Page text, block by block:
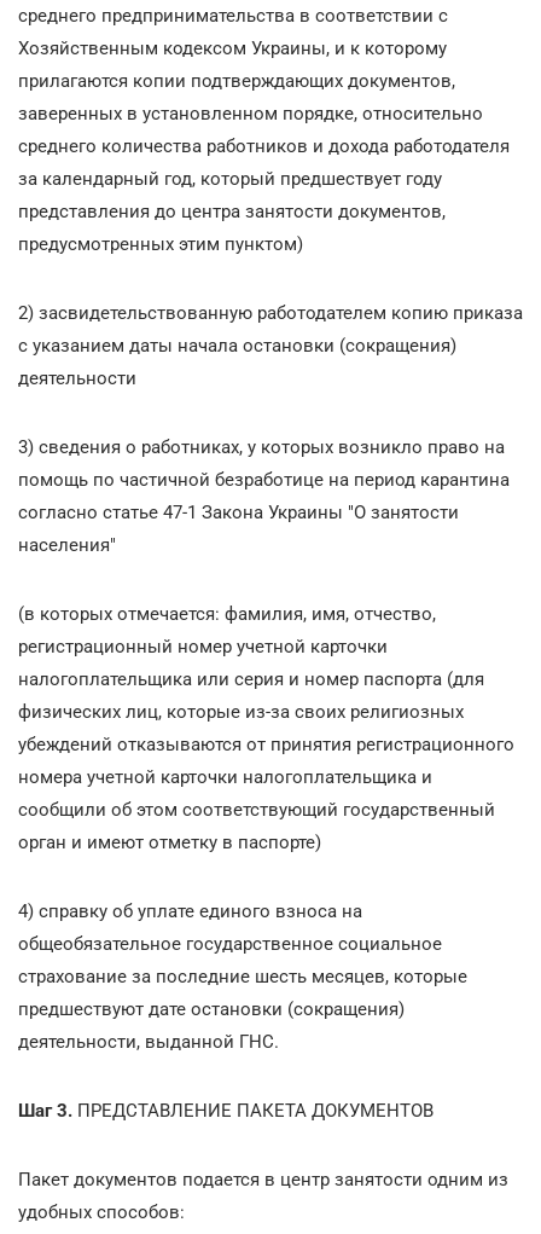
среднего предпринимательства в соответствии с
Хозяйственным кодексом Украины, и к которому
прилагаются копии подтверждающих документов,
заверенных в установленном порядке, относительно
среднего количества работников и дохода работодателя
за календарный год, который предшествует году
представления до центра занятости документов,
предусмотренных этим пунктом)
2) засвидетельствованную работодателем копию приказа
с указанием даты начала остановки (сокращения)
деятельности
3) сведения о работниках, у которых возникло право на
помощь по частичной безработице на период карантина
согласно статье 47-1 Закона Украины "О занятости
населения"
(в которых отмечается: фамилия, имя, отчество,
регистрационный номер учетной карточки
налогоплательщика или серия и номер паспорта (для
физических лиц, которые из-за своих религиозных
убеждений отказываются от принятия регистрационного
номера учетной карточки налогоплательщика и
сообщили об этом соответствующий государственный
орган и имеют отметку в паспорте)
4) справку об уплате единого взноса на
общеобязательное государственное социальное
страхование за последние шесть месяцев, которые
предшествуют дате остановки (сокращения)
деятельности, выданной ГНС.
Шаг 3. ПРЕДСТАВЛЕНИЕ ПАКЕТА ДОКУМЕНТОВ
Пакет документов подается в центр занятости одним из
удобных способов: